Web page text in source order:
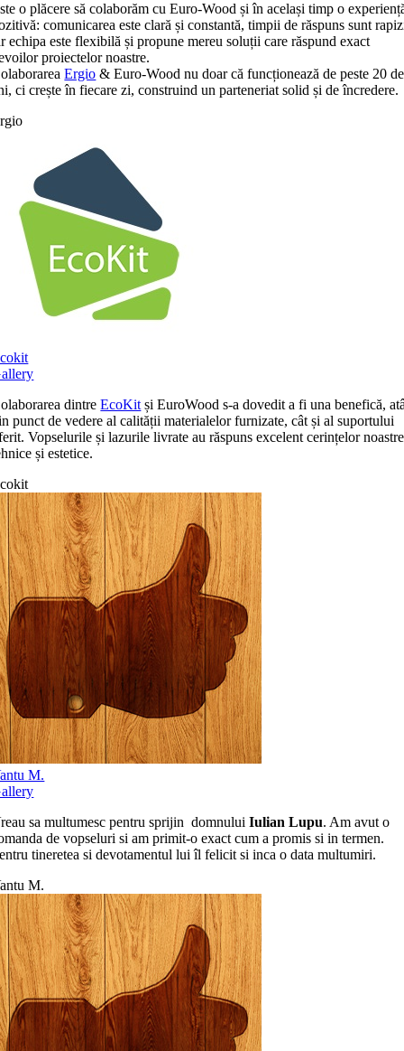
o plăcere să colaborăm cu Euro-Wood și în același timp o
comunicarea este clară și constantă, timpii de răspuns sunt
echipa este flexibilă și propune mereu soluții care răspund exact
proiectelor noastre.
Ergio & Euro-Wood nu doar că funcționează de peste 20 de
ci crește în fiecare zi, construind un parteneriat solid și de încredere.
dintreEcoKit și EuroWood s-a dovedit a fi una benefică,
punct de vedere al calității materialelor furnizate, cât și al suportului
Vopselurile și lazurile livrate au răspuns excelent cerințelor noastre
și estetice.
M.
sa multumesc pentru sprijin domnuluiIulian Lupu. Am avut o
de vopseluri si am primit-o exact cum a promis si in termen.
tineretea si devotamentul lui îl felicit si inca o data multumiri.
M.